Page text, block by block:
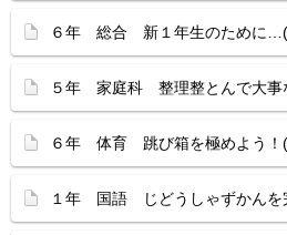
６年 総合 新１年生のために
５年 家庭科 整理整とんで大事
６年 体育 跳び箱を極めよう！
１年 国語 じどうしゃずかんを